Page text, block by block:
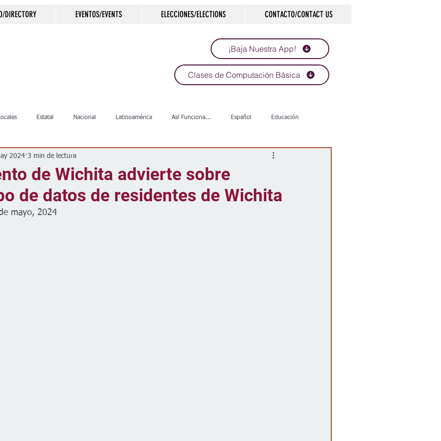
DIRECTORY EVENTOS/EVENTS ELECCIONES/ELECTIONS CONTACTO/CONTACT US
¡Baja Nuestra App!
Clases de Computación Básica
Estatal Nacional Latinoamérica Así Funciona... Español Educación
Salud Arte & Cultura
Escuelas Calles Desamparados Carreteras Comunidad Historias que inspiran
de Wichita advierte sobre
de datos de residentes de Wichita
2024 3 min de lectura
mayo, 2024